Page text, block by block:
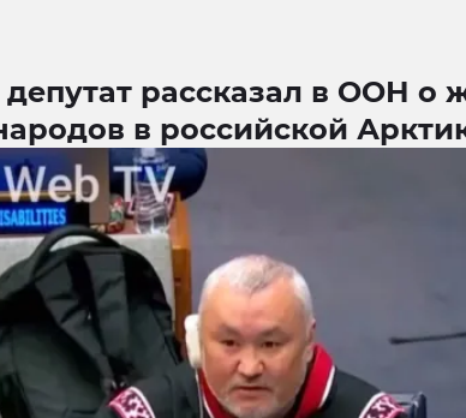
рассказал в ООН о
в российской